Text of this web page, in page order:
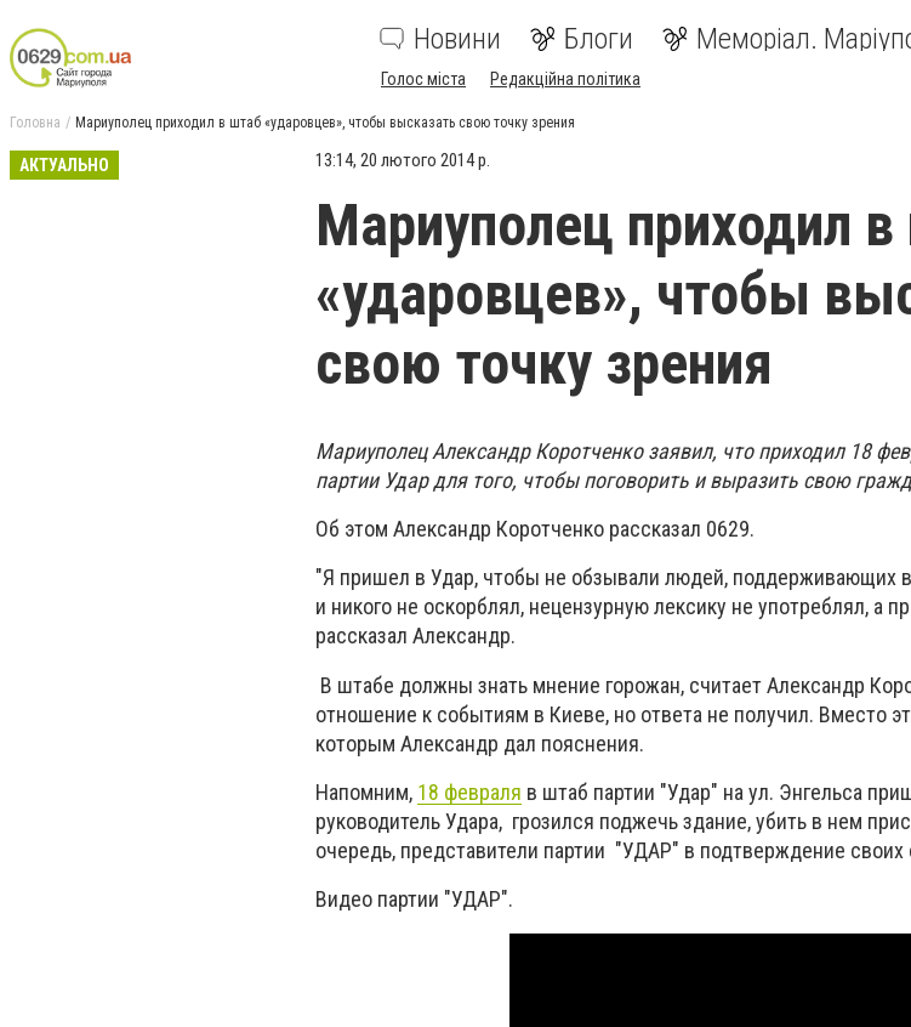
Новини Блоги Меморіал.
Голос міста Редакційна політика
Головна Мариуполец приходил в штаб «ударовцев», чтобы высказать свою точку зрения
АКТУАЛЬНО 13:14, 20 лютого 2014 р.
Мариуполец приходил
«ударовцев», чтобы
свою точку зрения
Мариуполец Александр Коротченко заявил, что приходил 18
партии Удар для того, чтобы поговорить и выразить свою
Об этом Александр Коротченко рассказал 0629.
"Я пришел в Удар, чтобы не обзывали людей, поддерживающих
и никого не оскорблял, нецензурную лексику не употреблял, а
рассказал Александр.
В штабе должны знать мнение горожан, считает Александр
отношение к событиям в Киеве, но ответа не получил. Вместо
которым Александр дал пояснения.
Напомним, 18 февраля в штаб партии "Удар" на ул. Энгельса
руководитель Удара, грозился поджечь здание, убить в нем
очередь, представители партии "УДАР" в подтверждение
Видео партии "УДАР".